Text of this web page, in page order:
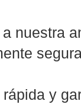
a nuestra
rápida y